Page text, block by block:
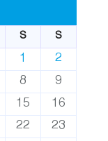
S S
1
2
8
9
15
16
22
23